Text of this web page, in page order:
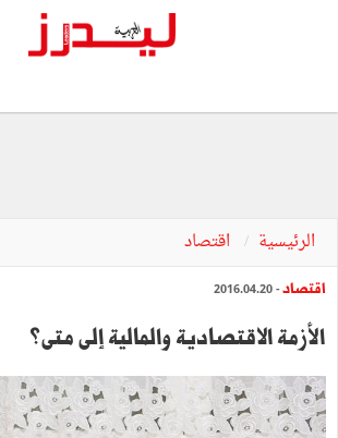
الرئيسية اقتصاد
اقتصاد- 2016.04.20
الأزمة الاقتصادية والمالية إلى متى؟